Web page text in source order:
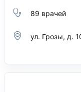
89 врачей
ул. Грозы, д.